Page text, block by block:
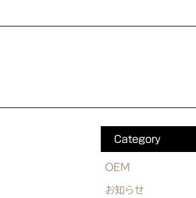
Category
OEM
お知らせ